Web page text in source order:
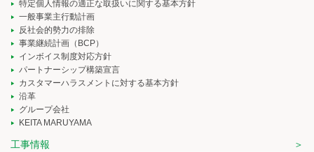
特定個人情報の適正な取扱いに関する基本方針
一般事業主行動計画
反社会的勢力の排除
事業継続計画（BCP）
インボイス制度対応方針
パートナーシップ構築宣言
カスタマーハラスメントに対する基本方針
沿革
グループ会社
KEITA MARUYAMA
工事情報